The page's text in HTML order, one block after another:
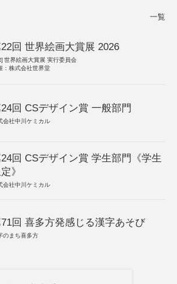
一覧
回 世界絵画大賞展 2026
世界絵画大賞展 実行委員会
：株式会社世界堂
回 CSデザイン賞 一般部門
会社中川ケミカル
回 CSデザイン賞 学生部門《学生
》
会社中川ケミカル
回 喜多方発感じる漢字あそび
のまち喜多方